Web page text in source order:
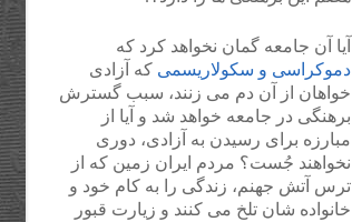
آیا آن جامعه گمان نخواهد کرد که
دموکراسی و سکولاریسمی که آزادی
خواهان از آن دم می زنند، سبب گسترش
برهنگی در جامعه خواهد شد و آیا از
مبارزه برای رسیدن به آزادی، دوری
نخواهند جُست؟ مردم ایران زمین که از
ترس آتش جهنم، زندگی را به کام خود و
خانواده شان تلخ می کنند و زیارت قبور